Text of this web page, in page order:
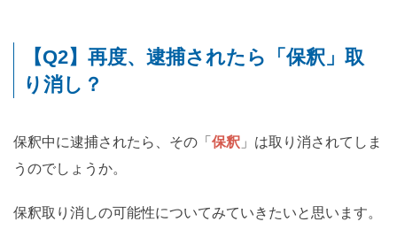
【Q2】再度、逮捕されたら「保釈」取
り消し？
保釈中に逮捕されたら、その「 保釈 」は取り消されてしま
うのでしょうか。
保釈取り消しの可能性についてみていきたいと思います。